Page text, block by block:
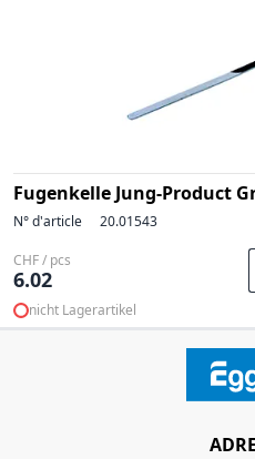
Fugenkelle Jung-Product
N° d'article 20.01543
CHF / pcs
6.02
nicht Lagerartikel